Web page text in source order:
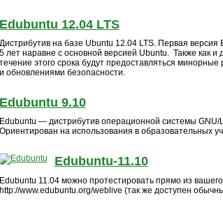
Edubuntu 12.04 LTS
Дистрибутив на базе Ubuntu 12.04 LTS. Первая
5 лет наравне с основной версией Ubuntu. Также как
течение этого срока будут предоставляться
и обновлениями безопасности.
Edubuntu 9.10
Edubuntu — дистрибутив операционной системы
Ориентирован на использования в образовательных
Edubuntu-11.10
Edubuntu 11.04 можно протестировать прямо из
http://www.edubuntu.org/weblive (так же доступен